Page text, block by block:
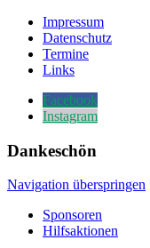
Impressum
Datenschutz
Termine
Links
Facebook
Instagram
Dankeschön
Navigation überspringen
Sponsoren
Hilfsaktionen